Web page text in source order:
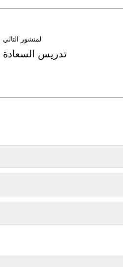
لمنشور التالي
لمنشور
تدريس السعادة